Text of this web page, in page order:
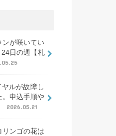
ンが咲いてい
24日の週【札
ルが故障し
。申込手順や
2026.05.21
リンゴの花は